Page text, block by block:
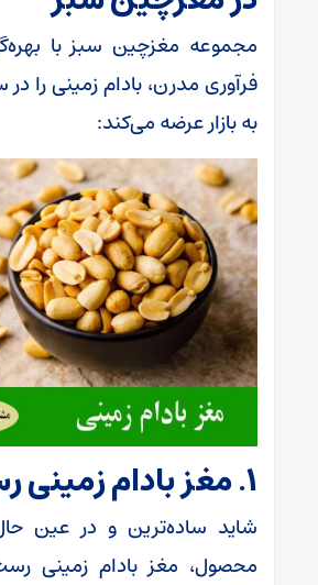
مجموعه مغزچین سبز با
فرآوری مدرن، بادام زمینی را
به بازار عرضه می‌کند:
۱. مغز بادام زمینی رست شده
شاید ساده‌ترین و در عین حال
محصول، مغز بادام زمینی